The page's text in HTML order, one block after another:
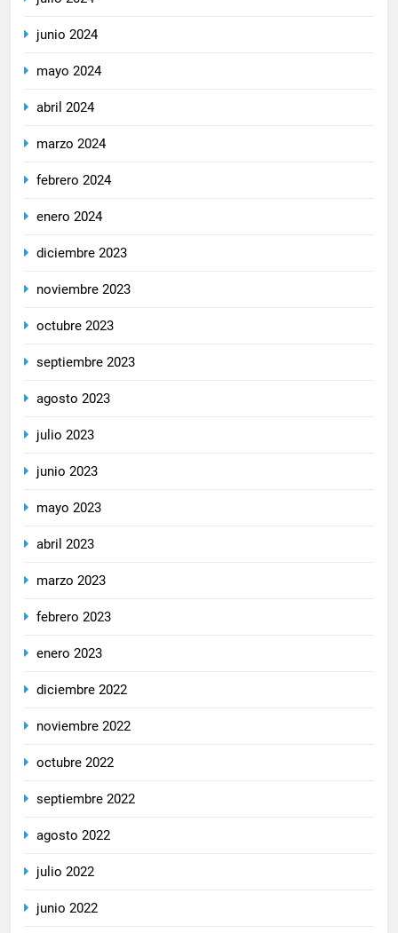
junio 2024
mayo 2024
abril 2024
marzo 2024
febrero 2024
enero 2024
diciembre 2023
noviembre 2023
octubre 2023
septiembre 2023
agosto 2023
julio 2023
junio 2023
mayo 2023
abril 2023
marzo 2023
febrero 2023
enero 2023
diciembre 2022
noviembre 2022
octubre 2022
septiembre 2022
agosto 2022
julio 2022
junio 2022